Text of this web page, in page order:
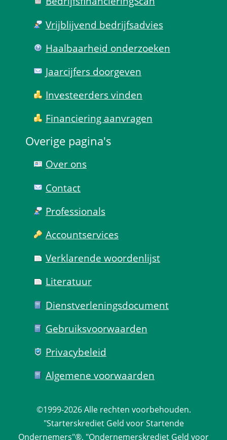
Vrijblijvend bedrijfs­advies
Haal­baar­heid onder­zoeken
Jaarcijfers doorgeven
Investeerders vinden
Financiering aanvragen
Overige pagina's
Over ons
Contact
Professionals
Account­services
Verklarende woorden­lijst
Literatuur
Dienst­verlenings­document
Gebruiks­voorwaarden
Privacy­beleid
Algemene voorwaarden
©1999-2026 Alle rechten voorbehouden.
"Starterskrediet Geld voor Startende
Ondernemers"®, "Ondernemerskrediet Geld voor